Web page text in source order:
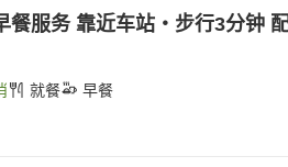
服务 靠近车站・步行3分钟
就餐 早餐